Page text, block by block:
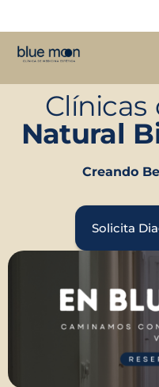
Clínicas
Natural
Más de
Solicita